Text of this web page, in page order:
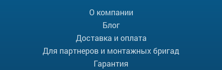
О компании
Блог
Доставка и оплата
Для партнеров и монтажных бригад
Гарантия